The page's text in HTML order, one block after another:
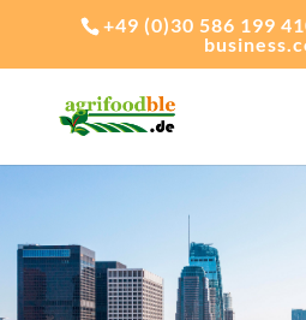
+49 (0)30 586 199